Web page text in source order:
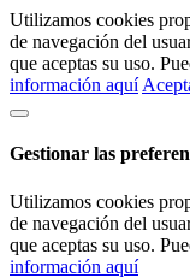
Utilizamos cookies
de navegación del
que aceptas su uso.
información aquí
Gestionar las
Utilizamos cookies
de navegación del
que aceptas su uso.
información aquí